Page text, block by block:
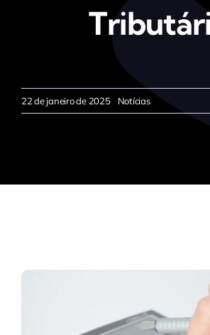
22 de janeiro de 2025 Notícias